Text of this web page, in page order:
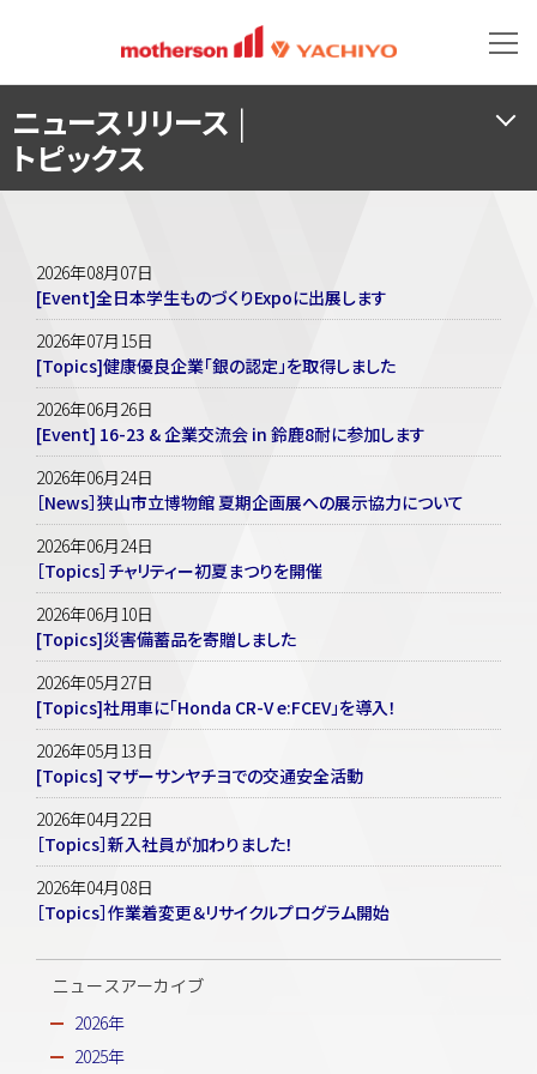
ニュースリリース |
トピックス
2026年08月07日
[Event]全日本学生ものづくりExpoに出展します
2026年07月15日
[Topics]健康優良企業「銀の認定」を取得しました
2026年06月26日
[Event] 16-23 & 企業交流会 in 鈴鹿8耐に参加します
2026年06月24日
［News］狭山市立博物館 夏期企画展への展示協力について
2026年06月24日
［Topics］チャリティー初夏まつりを開催
2026年06月10日
[Topics]災害備蓄品を寄贈しました
2026年05月27日
[Topics]社用車に「Honda CR-V e:FCEV」を導入！
2026年05月13日
[Topics] マザーサンヤチヨでの交通安全活動
2026年04月22日
［Topics］新入社員が加わりました！
2026年04月08日
［Topics］作業着変更＆リサイクルプログラム開始
ニュースアーカイブ
2026年
2025年